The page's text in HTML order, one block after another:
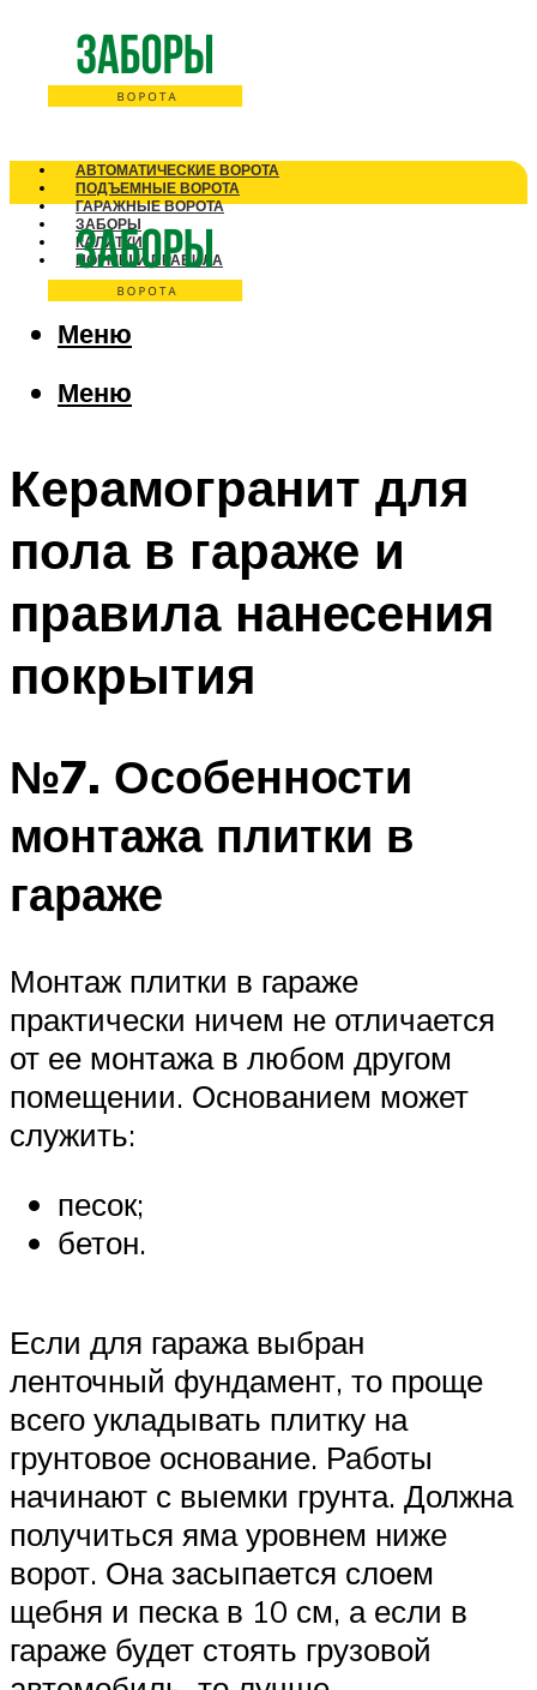
АВТОМАТИЧЕСКИЕ ВОРОТА
ПОДЪЕМНЫЕ ВОРОТА
ГАРАЖНЫЕ ВОРОТА
ЗАБОРЫ
КАЛИТКИ
НОРМЫ И ПРАВИЛА
Меню
Меню
Керамогранит для
пола в гараже и
правила нанесения
покрытия
№7. Особенности
монтажа плитки в
гараже
Монтаж плитки в гараже
практически ничем не отличается
от ее монтажа в любом другом
помещении. Основанием может
служить:
песок;
бетон.
Если для гаража выбран
ленточный фундамент, то проще
всего укладывать плитку на
грунтовое основание. Работы
начинают с выемки грунта. Должна
получиться яма уровнем ниже
ворот. Она засыпается слоем
щебня и песка в 10 см, а если в
гараже будет стоять грузовой